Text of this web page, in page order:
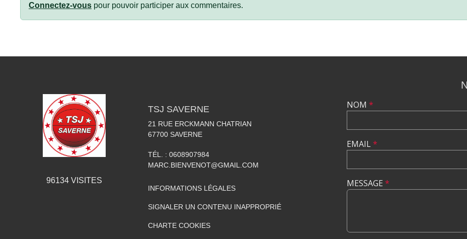
Connectez-vous pour pouvoir participer aux commentaires.
96134VISITES
TSJ SAVERNE
21 RUE ERCKMANN CHATRIAN
67700 SAVERNE
TÉL. : 0608907984
MARC.BIENVENOT@GMAIL.COM
INFORMATIONS LÉGALES
SIGNALER UN CONTENU INAPPROPRIÉ
CHARTE COOKIES
NOM *
EMAIL*
MESSAGE *